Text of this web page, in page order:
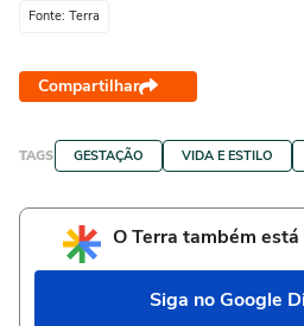
Fonte: Terra
Compartilhar
TAGS GESTAÇÃO VIDA E ESTILO
O Terra também
Siga no Google